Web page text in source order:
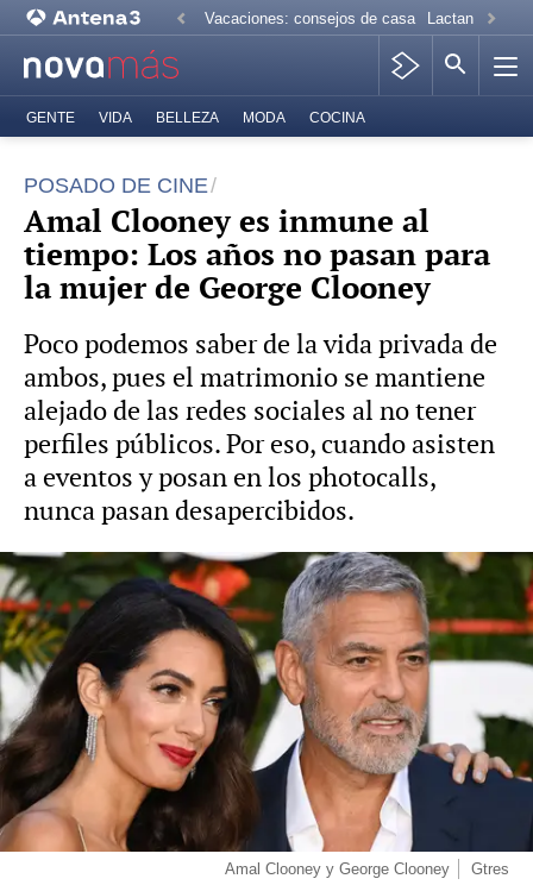
Vacaciones: consejos de casa Lactancia
GENTE VIDA BELLEZA MODA COCINA
POSADO DE CINE
Amal Clooney es inmune al
tiempo: Los años no pasan para
la mujer de George Clooney
Poco podemos saber de la vida privada de
ambos, pues el matrimonio se mantiene
alejado de las redes sociales al no tener
perfiles públicos. Por eso, cuando asisten
a eventos y posan en los photocalls,
nunca pasan desapercibidos.
Amal Clooney y George Clooney Gtres